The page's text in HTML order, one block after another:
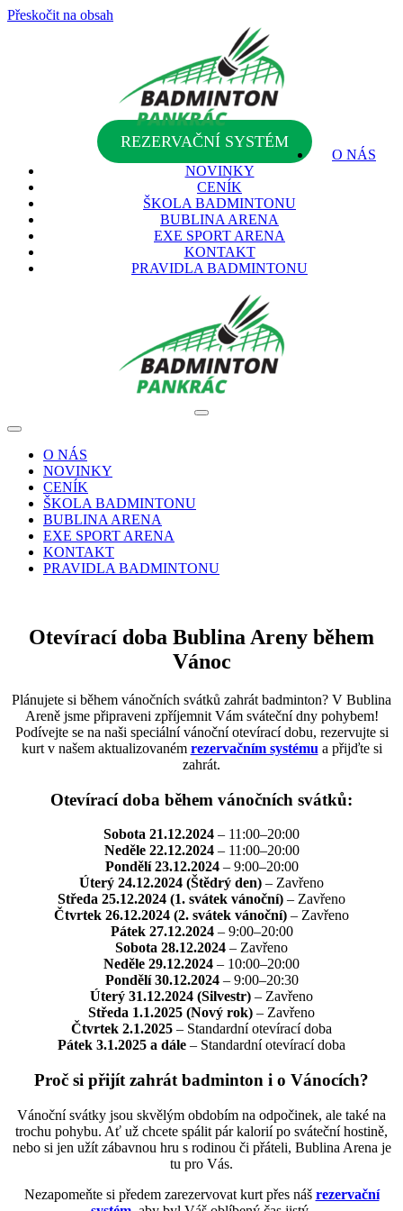
Přeskočit na obsah
REZERVAČNÍ SYSTÉM
O NÁS
NOVINKY
CENÍK
ŠKOLA BADMINTONU
BUBLINA ARENA
EXE SPORT ARENA
KONTAKT
PRAVIDLA BADMINTONU
Navigační
Navigační
O NÁS
NOVINKY
CENÍK
ŠKOLA BADMINTONU
BUBLINA ARENA
EXE SPORT ARENA
KONTAKT
PRAVIDLA BADMINTONU
Otevírací doba Bublina Areny během
Vánoc
Plánujete si během vánočních svátků zahrát badminton? V Bublina
Areně jsme připraveni zpříjemnit Vám sváteční dny pohybem!
Podívejte se na naši speciální vánoční otevírací dobu, rezervujte si
kurt v našem aktualizovaném rezervačním systému a přijďte si
zahrát.
Otevírací doba během vánočních svátků:
Sobota 21.12.2024 – 11:00–20:00
Neděle 22.12.2024– 11:00–20:00
Pondělí 23.12.2024– 9:00–20:00
Úterý 24.12.2024 (Štědrý den) – Zavřeno
Středa 25.12.2024 (1. svátek vánoční) – Zavřeno
Čtvrtek 26.12.2024 (2. svátek vánoční) – Zavřeno
Pátek 27.12.2024– 9:00–20:00
Sobota 28.12.2024 – Zavřeno
Neděle 29.12.2024 – 10:00–20:00
Pondělí 30.12.2024– 9:00–20:30
Úterý 31.12.2024 (Silvestr) – Zavřeno
Středa 1.1.2025 (Nový rok) – Zavřeno
Čtvrtek 2.1.2025 – Standardní otevírací doba
Pátek 3.1.2025 a dále – Standardní otevírací doba
Proč si přijít zahrát badminton i o Vánocích?
Vánoční svátky jsou skvělým obdobím na odpočinek, ale také na
trochu pohybu. Ať už chcete spálit pár kalorií po sváteční hostině,
nebo si jen užít zábavnou hru s rodinou či přáteli, Bublina Arena je
tu pro Vás.
Nezapomeňte si předem zarezervovat kurt přes náš rezervační